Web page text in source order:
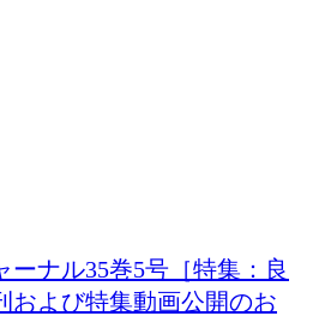
ーナル35巻5号［特集：良
および特集動画公開のお